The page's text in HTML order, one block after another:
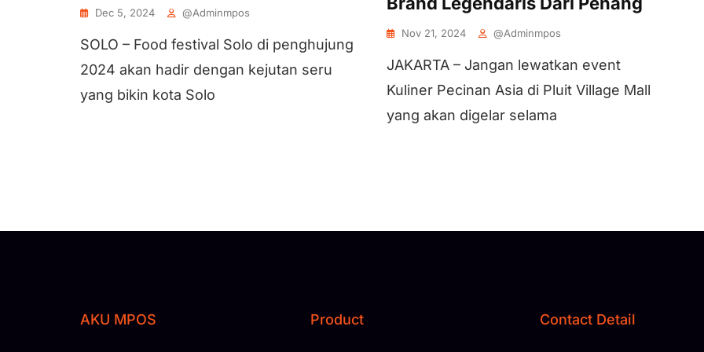
Dec 5, 2024 @adminmpos
SOLO – Food festival Solo di penghujung
2024 akan hadir dengan kejutan seru
yang bikin kota Solo
Nov 21, 2024 @adminmpos
JAKARTA – Jangan lewatkan event
Kuliner Pecinan Asia di Pluit Village Mall
yang akan digelar selama
AKU MPOS Product Contact Detail